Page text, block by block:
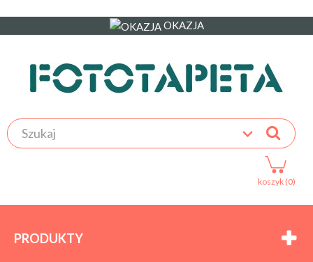
OKAZJA
koszyk (0)
PRODUKTY